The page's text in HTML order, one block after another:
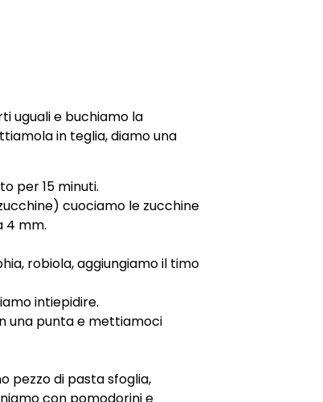
uguali e buchiamo la
in teglia, diamo una
per 15 minuti.
cuociamo le zucchine
4 mm.
robiola, aggiungiamo il timo
intiepidire.
una punta e mettiamoci
pezzo di pasta sfoglia,